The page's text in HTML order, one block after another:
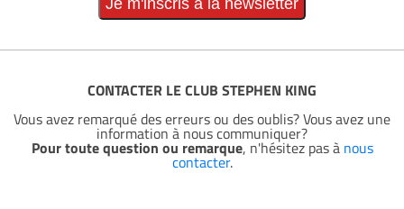
CONTACTER LE CLUB STEPHEN KING
Vous avez remarqué des erreurs ou des oublis? Vous avez une
information à nous communiquer?
Pour toute question ou remarque, n'hésitez pas à nous
contacter.